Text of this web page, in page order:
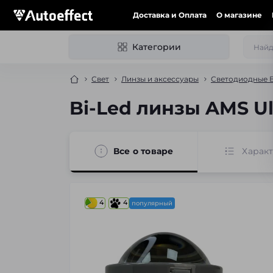
Доставка и Оплата О магазине
Категории
Свет Линзы и аксессуары Светодиодные
Bi-Led линзы AMS
Все о товаре
4 4 популярный